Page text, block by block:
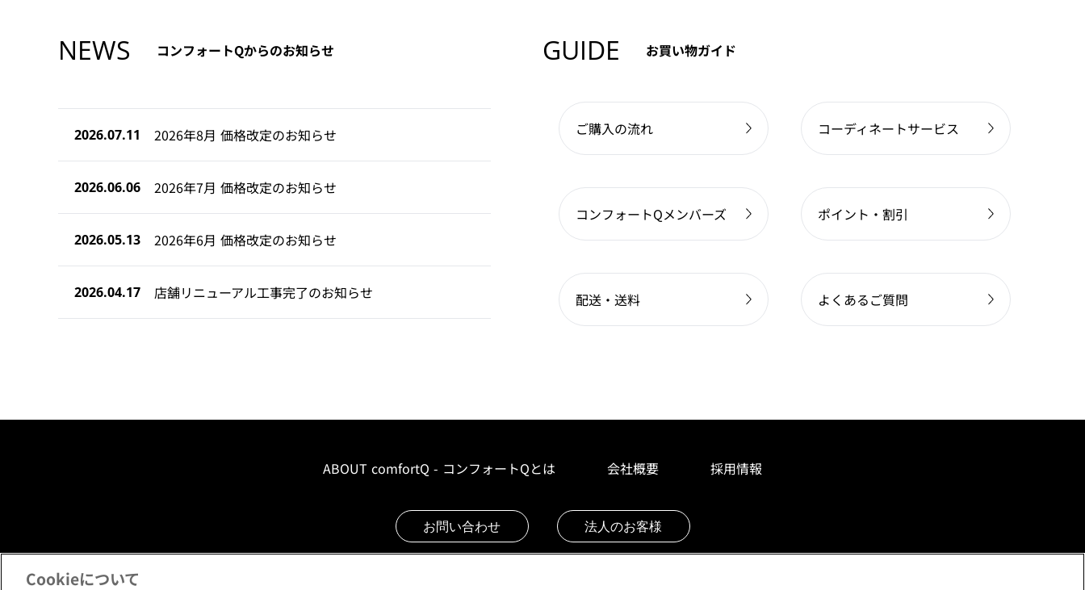
NEWS コンフォートQからのお知らせ
2026.07.11 2026年8月 価格改定のお知らせ
2026.06.06 2026年7月 価格改定のお知らせ
2026.05.13 2026年6月 価格改定のお知らせ
2026.04.17 店舗リニューアル工事完了のお知らせ
GUIDE お買い物ガイド
ご購入の流れ コーディネートサービス
コンフォートQメンバーズ ポイント・割引
配送・送料 よくあるご質問
ABOUT comfortQ - コンフォートQとは 会社概要 採用情報
お問い合わせ 法人のお客様
Cookieについて